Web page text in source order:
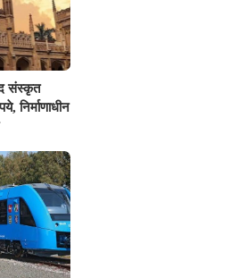
संस्कृत
निर्माणाधीन